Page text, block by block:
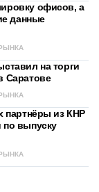
офисов, а
данные
на торги
Саратове
партнёры из КНР
выпуску